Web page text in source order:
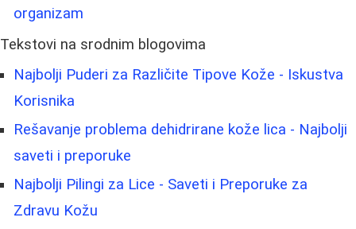
organizam
Tekstovi na srodnim blogovima
Najbolji Puderi za Različite Tipove Kože - Iskustva
Korisnika
Rešavanje problema dehidrirane kože lica - Najbolji
saveti i preporuke
Najbolji Pilingi za Lice - Saveti i Preporuke za
Zdravu Kožu